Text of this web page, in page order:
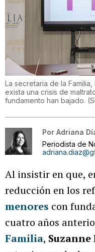
La secretaria de la
exista una crisis de
fundamento han bajado. (
Por Adriana
Periodista de
Al insistir en que,
reducción en los
menores con
cuatro años
Familia, Suzanne